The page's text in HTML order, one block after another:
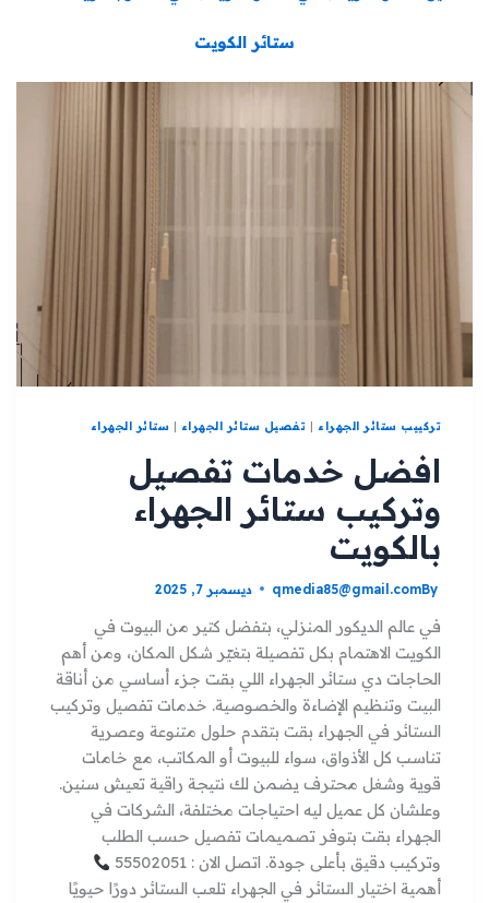
ستائر الكويت
تركييب ستائر الجهراء|تفصيل ستائر الجهراء|ستائر الجهراء
افضل خدمات تفصيل
وتركيب ستائر الجهراء
بالكويت
By
qmedia85@gmail.com ديسمبر 7, 2025
في عالم الديكور المنزلي، بتفضل كتير من البيوت في
الكويت الاهتمام بكل تفصيلة بتغيّر شكل المكان، ومن أهم
الحاجات دي ستائر الجهراء اللي بقت جزء أساسي من أناقة
البيت وتنظيم الإضاءة والخصوصية. خدمات تفصيل وتركيب
الستائر في الجهراء بقت بتقدم حلول متنوعة وعصرية
تناسب كل الأذواق، سواء للبيوت أو المكاتب، مع خامات
قوية وشغل محترف يضمن لك نتيجة راقية تعيش سنين.
وعلشان كل عميل ليه احتياجات مختلفة، الشركات في
الجهراء بقت بتوفر تصميمات تفصيل حسب الطلب
وتركيب دقيق بأعلى جودة. اتصل الان : 55502051
أهمية اختيار الستائر في الجهراء تلعب الستائر دورًا حيويًا